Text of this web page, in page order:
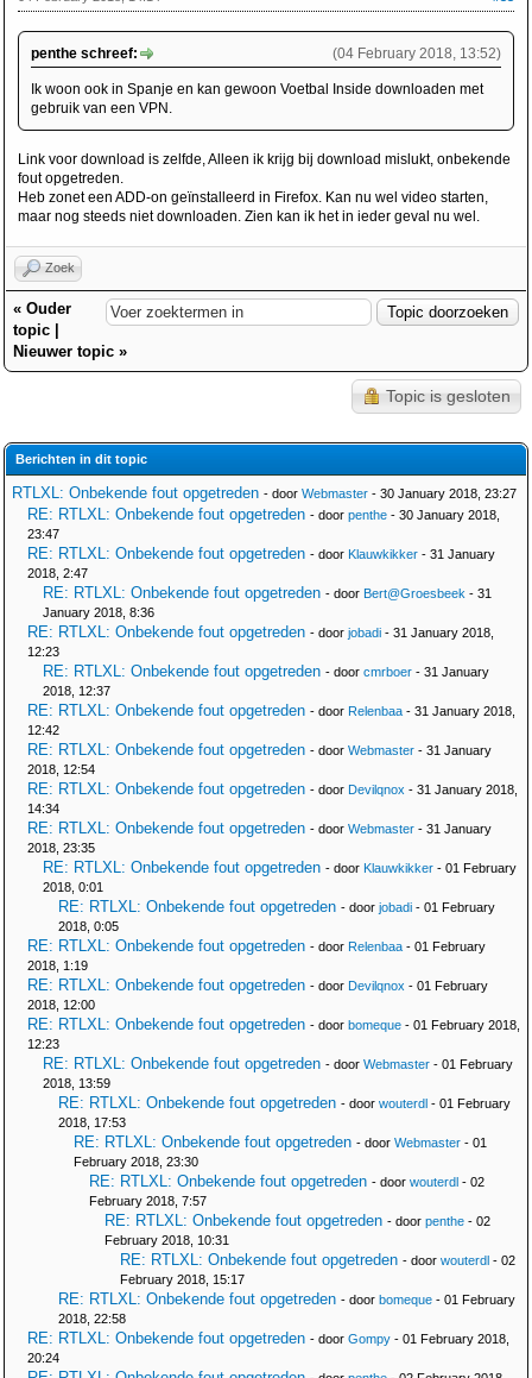
(04 February 2018, 13:52)
penthe schreef:
Ik woon ook in Spanje en kan gewoon Voetbal Inside downloaden met
gebruik van een VPN.
Link voor download is zelfde, Alleen ik krijg bij download mislukt, onbekende
fout opgetreden.
Heb zonet een ADD-on geïnstalleerd in Firefox. Kan nu wel video starten,
maar nog steeds niet downloaden. Zien kan ik het in ieder geval nu wel.
Zoek
« Ouder
topic
Nieuwer topic »
Topic is gesloten
Berichten in dit topic
RTLXL: Onbekende fout opgetreden - door Webmaster - 30 January 2018, 23:27
RE: RTLXL: Onbekende fout opgetreden - door penthe - 30 January 2018,
23:47
RE: RTLXL: Onbekende fout opgetreden - door Klauwkikker - 31 January
2018, 2:47
RE: RTLXL: Onbekende fout opgetreden - door Bert@Groesbeek - 31
January 2018, 8:36
RE: RTLXL: Onbekende fout opgetreden - door jobadi - 31 January 2018,
12:23
RE: RTLXL: Onbekende fout opgetreden - door cmrboer - 31 January
2018, 12:37
RE: RTLXL: Onbekende fout opgetreden - door Relenbaa - 31 January 2018,
12:42
RE: RTLXL: Onbekende fout opgetreden - door Webmaster - 31 January
2018, 12:54
RE: RTLXL: Onbekende fout opgetreden - door Devilqnox - 31 January 2018,
14:34
RE: RTLXL: Onbekende fout opgetreden - door Webmaster - 31 January
2018, 23:35
RE: RTLXL: Onbekende fout opgetreden - door Klauwkikker - 01 February
2018, 0:01
RE: RTLXL: Onbekende fout opgetreden - door jobadi - 01 February
2018, 0:05
RE: RTLXL: Onbekende fout opgetreden - door Relenbaa - 01 February
2018, 1:19
RE: RTLXL: Onbekende fout opgetreden - door Devilqnox - 01 February
2018, 12:00
RE: RTLXL: Onbekende fout opgetreden - door bomeque - 01 February 2018,
12:23
RE: RTLXL: Onbekende fout opgetreden - door Webmaster - 01 February
2018, 13:59
RE: RTLXL: Onbekende fout opgetreden - door wouterdl - 01 February
2018, 17:53
RE: RTLXL: Onbekende fout opgetreden - door Webmaster - 01
February 2018, 23:30
RE: RTLXL: Onbekende fout opgetreden - door wouterdl - 02
February 2018, 7:57
RE: RTLXL: Onbekende fout opgetreden - door penthe - 02
February 2018, 10:31
RE: RTLXL: Onbekende fout opgetreden - door wouterdl - 02
February 2018, 15:17
RE: RTLXL: Onbekende fout opgetreden - door bomeque - 01 February
2018, 22:58
RE: RTLXL: Onbekende fout opgetreden - door Gompy - 01 February 2018,
20:24